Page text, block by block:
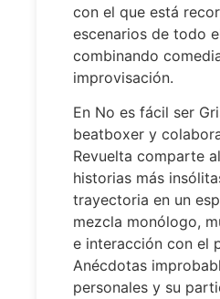
con el que está
escenarios de todo
combinando
improvisación.
En No es fácil ser
beatboxer y
Revuelta comparte
historias más
trayectoria en un
mezcla monólogo,
e interacción con el
Anécdotas
personales y su